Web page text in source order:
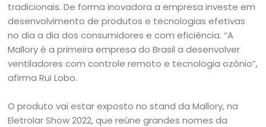
tradicionais. De forma inovadora a empresa investe em
desenvolvimento de produtos e tecnologias efetivas
no dia a dia dos consumidores e com eficiência. “A
Mallory é a primeira empresa do Brasil a desenvolver
ventiladores com controle remoto e tecnologia ozônio”,
afirma Rui Lobo.
O produto vai estar exposto no stand da Mallory, na
Eletrolar Show 2022, que reúne grandes nomes da